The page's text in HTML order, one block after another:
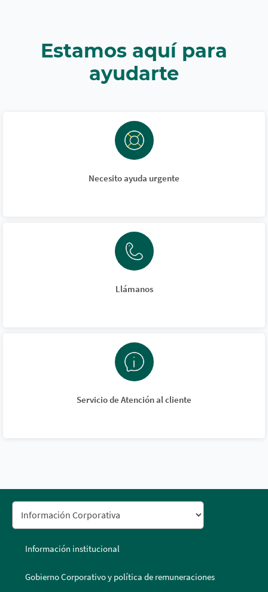
Estamos aquí para
ayudarte
Necesito ayuda urgente
Llámanos
Servicio de Atención al cliente
Información institucional
Gobierno Corporativo y política de remuneraciones